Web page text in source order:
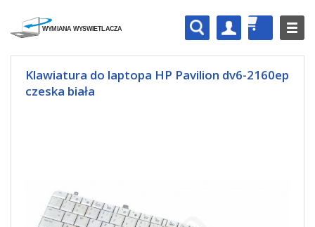
Klawiatura do laptopa HP Pavilion dv6-2160ep
czeska biała